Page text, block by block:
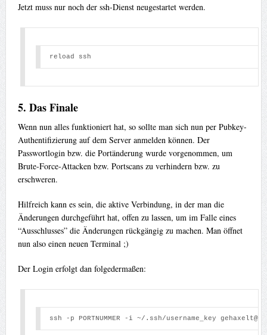
Jetzt muss nur noch der ssh-Dienst neugestartet werden.
reload ssh
5. Das Finale
Wenn nun alles funktioniert hat, so sollte man sich nun per Pubkey-
Authentifizierung auf dem Server anmelden können. Der
Passwortlogin bzw. die Portänderung wurde vorgenommen, um
Brute-Force-Attacken bzw. Portscans zu verhindern bzw. zu
erschweren.
Hilfreich kann es sein, die aktive Verbindung, in der man die
Änderungen durchgeführt hat, offen zu lassen, um im Falle eines
“Ausschlusses” die Änderungen rückgängig zu machen. Man öffnet
nun also einen neuen Terminal ;)
Der Login erfolgt dan folgedermaßen:
ssh -p PORTNUMMER -i ~/.ssh/username_key